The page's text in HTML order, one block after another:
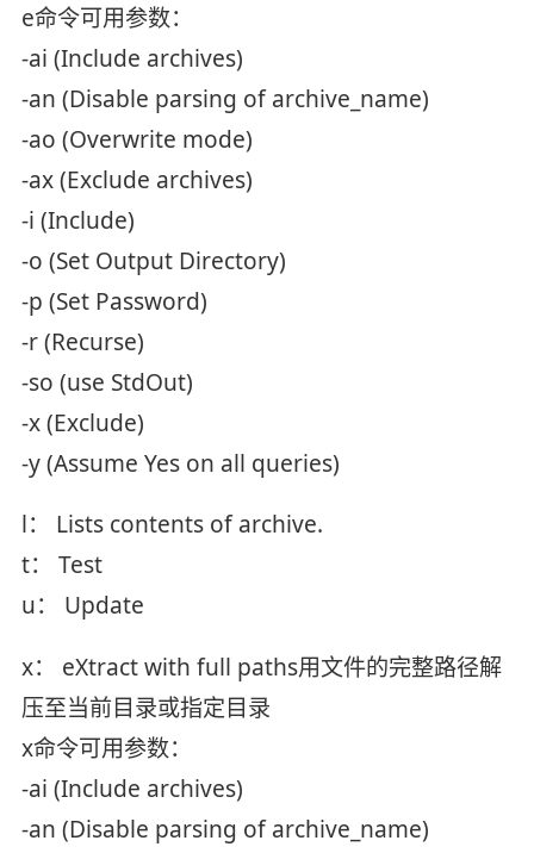
e命令可用参数：
-ai (Include archives)
-an (Disable parsing of archive_name)
-ao (Overwrite mode)
-ax (Exclude archives)
-i (Include)
-o (Set Output Directory)
-p (Set Password)
-r (Recurse)
-so (use StdOut)
-x (Exclude)
-y (Assume Yes on all queries)
l： Lists contents of archive.
t： Test
u： Update
x： eXtract with full paths用文件的完整路径解
压至当前目录或指定目录
x命令可用参数：
-ai (Include archives)
-an (Disable parsing of archive_name)